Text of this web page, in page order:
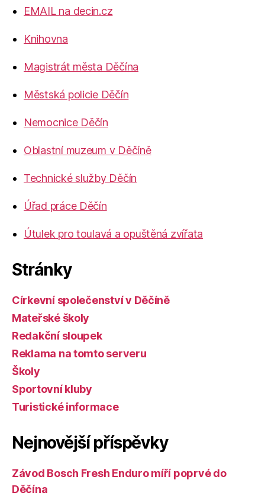
EMAIL na decin.cz
Knihovna
Magistrát města Děčína
Městská policie Děčín
Nemocnice Děčín
Oblastní muzeum v Děčíně
Technické služby Děčín
Úřad práce Děčín
Útulek pro toulavá a opuštěná zvířata
Stránky
Církevní společenství v Děčíně
Mateřské školy
Redakční sloupek
Reklama na tomto serveru
Školy
Sportovní kluby
Turistické informace
Nejnovější příspěvky
Závod Bosch Fresh Enduro míří poprvé do
Děčína